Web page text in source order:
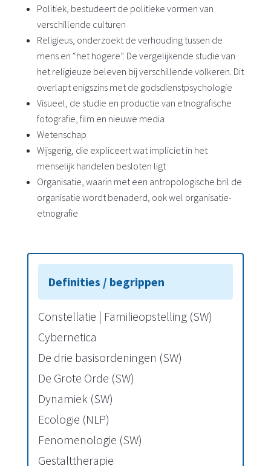
Politiek, bestudeert de politieke vormen van
verschillende culturen
Religieus, onderzoekt de verhouding tussen de
mens en “het hogere”. De vergelijkende studie van
het religieuze beleven bij verschillende volkeren. Dit
overlapt enigszins met de godsdienstpsychologie
Visueel, de studie en productie van etnografische
fotografie, film en nieuwe media
Wetenschap
Wijsgerig, die expliceert wat impliciet in het
menselijk handelen besloten ligt
Organisatie, waarin met een antropologische bril de
organisatie wordt benaderd, ook wel organisatie-
etnografie
Constellatie | Familieopstelling (SW)
Cybernetica
De drie basisordeningen (SW)
De Grote Orde (SW)
Dynamiek (SW)
Ecologie (NLP)
Fenomenologie (SW)
Gestalttherapie